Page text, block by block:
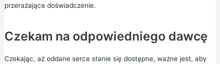
przerażające doświadczenie.
Czekam na odpowiedniego dawcę
Czekając, aż oddane serce stanie się dostępne, ważne jest, aby